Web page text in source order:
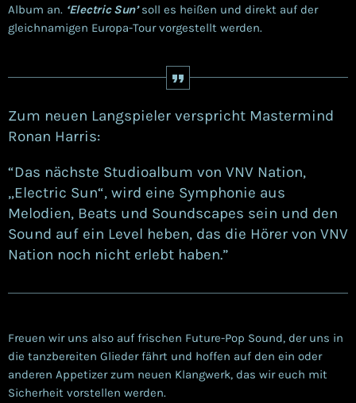
Album an. ‘Electric Sun’soll es heißen und direkt auf der
gleichnamigen Europa-Tour vorgestellt werden.
Zum neuen Langspieler verspricht Mastermind
Ronan Harris:
“Das nächste Studioalbum von VNV Nation,
„Electric Sun“, wird eine Symphonie aus
Melodien, Beats und Soundscapes sein und den
Sound auf ein Level heben, das die Hörer von VNV
Nation noch nicht erlebt haben.”
Freuen wir uns also auf frischen Future-Pop Sound, der uns in
die tanzbereiten Glieder fährt und hoffen auf den ein oder
anderen Appetizer zum neuen Klangwerk, das wir euch mit
Sicherheit vorstellen werden.